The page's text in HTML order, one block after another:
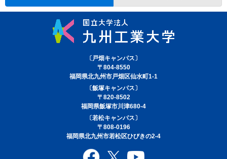
〔戸畑キャンパス〕
〒804-8550
福岡県北九州市戸畑区仙水町1-1
〔飯塚キャンパス〕
〒820-8502
福岡県飯塚市川津680-4
〔若松キャンパス〕
〒808-0196
福岡県北九州市若松区ひびきの2-4